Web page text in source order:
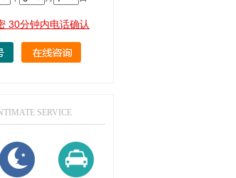
30分钟内电话确认
SERVICE